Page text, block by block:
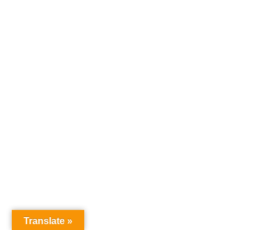
Translate »